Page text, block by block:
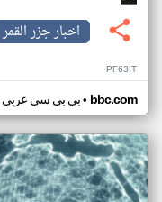
اخبار جزر القمر
PF63IT
بي بي سي عربي• bbc.com